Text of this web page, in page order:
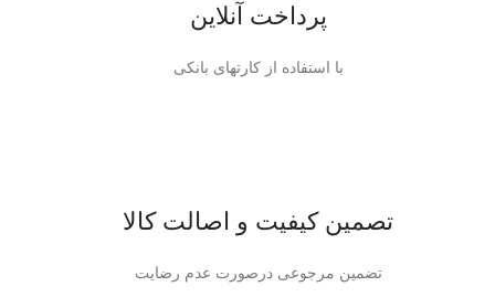
پرداخت آنلاین
با استفاده از کارتهای بانکی
تصمین کیفیت و اصالت کالا
تضمین مرجوعی درصورت عدم رضایت